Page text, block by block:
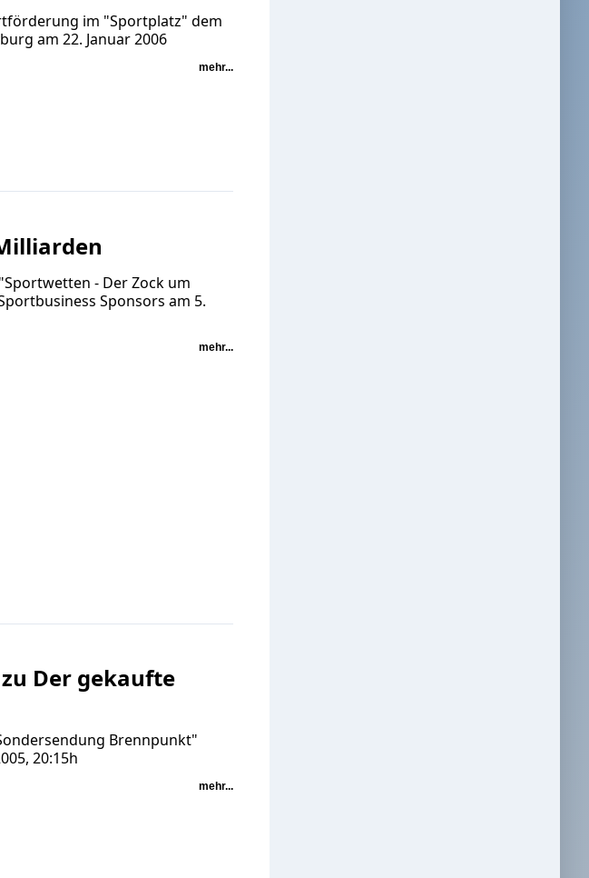
im "Sportplatz" dem
am 22. Januar 2006
mehr...
- Der Zock um
Sponsors am 5.
mehr...
Der gekaufte
Brennpunkt"
20:15h
mehr...